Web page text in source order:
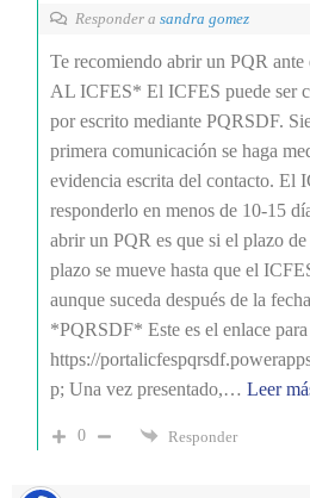
Responder a sandra gomez
Te recomiendo abrir un PQR
AL ICFES* El ICFES puede ser
por escrito mediante PQRSDF.
primera comunicación se haga
evidencia escrita del contacto. El
responderlo en menos de 10-15
abrir un PQR es que si el plazo
plazo se mueve hasta que el
aunque suceda después de la
*PQRSDF* Este es el enlace
https://
p; Una vez presentado,… Leer
0 Responder